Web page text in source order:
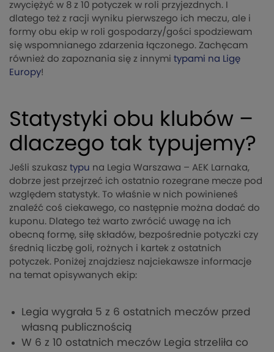
zwyciężyć w 8 z 10 potyczek w roli przyjezdnych. I
dlatego też z racji wyniku pierwszego ich meczu, ale i
formy obu ekip w roli gospodarzy/gości spodziewam
się wspomnianego zdarzenia łączonego. Zachęcam
również do zapoznania się z innymi typami na Ligę
Europy!
Statystyki obu klubów –
dlaczego tak typujemy?
Jeśli szukasz typu na Legia Warszawa – AEK Larnaka,
dobrze jest przejrzeć ich ostatnio rozegrane mecze pod
względem statystyk. To właśnie w nich powinieneś
znaleźć coś ciekawego, co następnie można dodać do
kuponu. Dlatego też warto zwrócić uwagę na ich
obecną formę, siłę składów, bezpośrednie potyczki czy
średnią liczbę goli, rożnych i kartek z ostatnich
potyczek. Poniżej znajdziesz najciekawsze informacje
na temat opisywanych ekip:
Legia wygrała 5 z 6 ostatnich meczów przed
własną publicznością
W 6 z 10 ostatnich meczów Legia strzeliła co